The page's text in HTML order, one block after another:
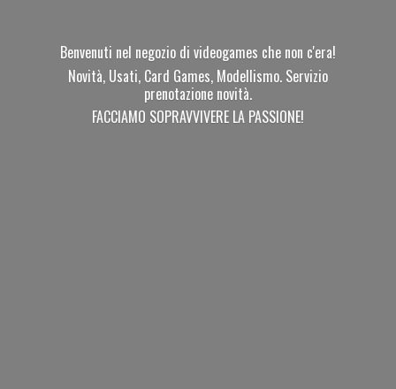
Benvenuti nel negozio di videogames che non c'era!
Novità, Usati, Card Games, Modellismo. Servizio
prenotazione novità.
FACCIAMO SOPRAVVIVERE LA PASSIONE!